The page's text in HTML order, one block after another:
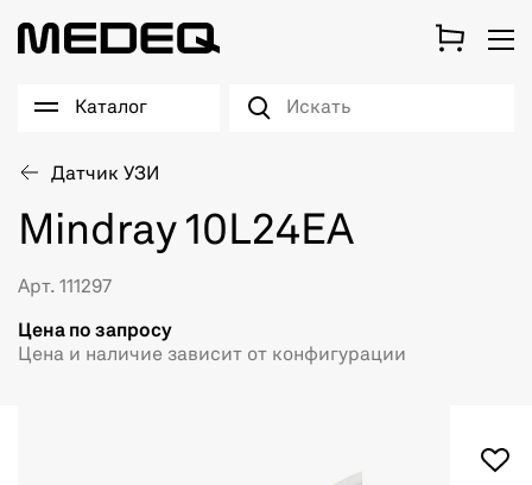
Каталог
Датчик УЗИ
Mindray 10L24EA
Арт. 111297
Цена по запросу
Цена и наличие зависит от конфигурации